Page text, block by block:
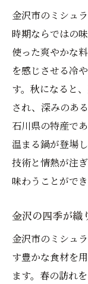
金沢市のミシュ
時期ならではの
使った爽やかな
を感じさせる冷
す。秋になると
され、深みのあ
石川県の特産で
温まる鍋が登場
技術と情熱が注
味わうことができ
金沢の四季が織
金沢市のミシュ
す豊かな食材を
ます。春の訪れ